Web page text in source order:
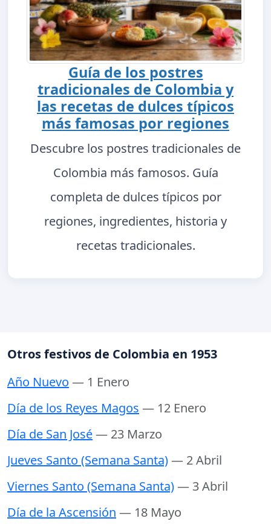
Guía de los postres
tradicionales de Colombia y
las recetas de dulces típicos
más famosas por regiones
Descubre los postres tradicionales de
Colombia más famosos. Guía
completa de dulces típicos por
regiones, ingredientes, historia y
recetas tradicionales.
Otros festivos de Colombia en 1953
Año Nuevo — 1 Enero
Día de los Reyes Magos — 12 Enero
Día de San José— 23 Marzo
Jueves Santo (Semana Santa)— 2 Abril
Viernes Santo (Semana Santa)— 3 Abril
Día de la Ascensión — 18 Mayo